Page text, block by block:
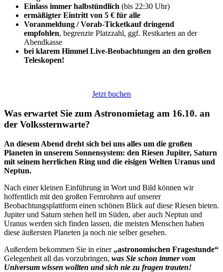
Einlass immer halbstündlich (bis 22:30 Uhr)
ermäßigter Eintritt von 5 € für alle
Voranmeldung / Vorab-Ticketkauf dringend
empfohlen, begrenzte Platzzahl, ggf. Restkarten an der
Abendkasse
bei klarem Himmel Live-Beobachtungen an den großen
Teleskopen!
Jetzt buchen
Was erwartet Sie zum Astronomietag am 16.10. an
der Volkssternwarte?
An diesem Abend dreht sich bei uns alles um die großen
Planeten in unserem Sonnensystem: den Riesen Jupiter, Saturn
mit seinem herrlichen Ring und die eisigen Welten Uranus und
Neptun.
Nach einer kleinen Einführung in Wort und Bild können wir
hoffentlich mit den großen Fernrohren auf unserer
Beobachtungsplattform einen schönen Blick auf diese Riesen bieten.
Jupiter und Saturn stehen hell im Süden, aber auch Neptun und
Uranus werden sich finden lassen, die meisten Menschen haben
diese äußersten Planeten ja noch nie selber gesehen.
Außerdem bekommen Sie in einer „astronomischen Fragestunde“
Gelegenheit all das vorzubringen, was Sie schon immer vom
Universum wissen wollten und sich nie zu fragen trauten!